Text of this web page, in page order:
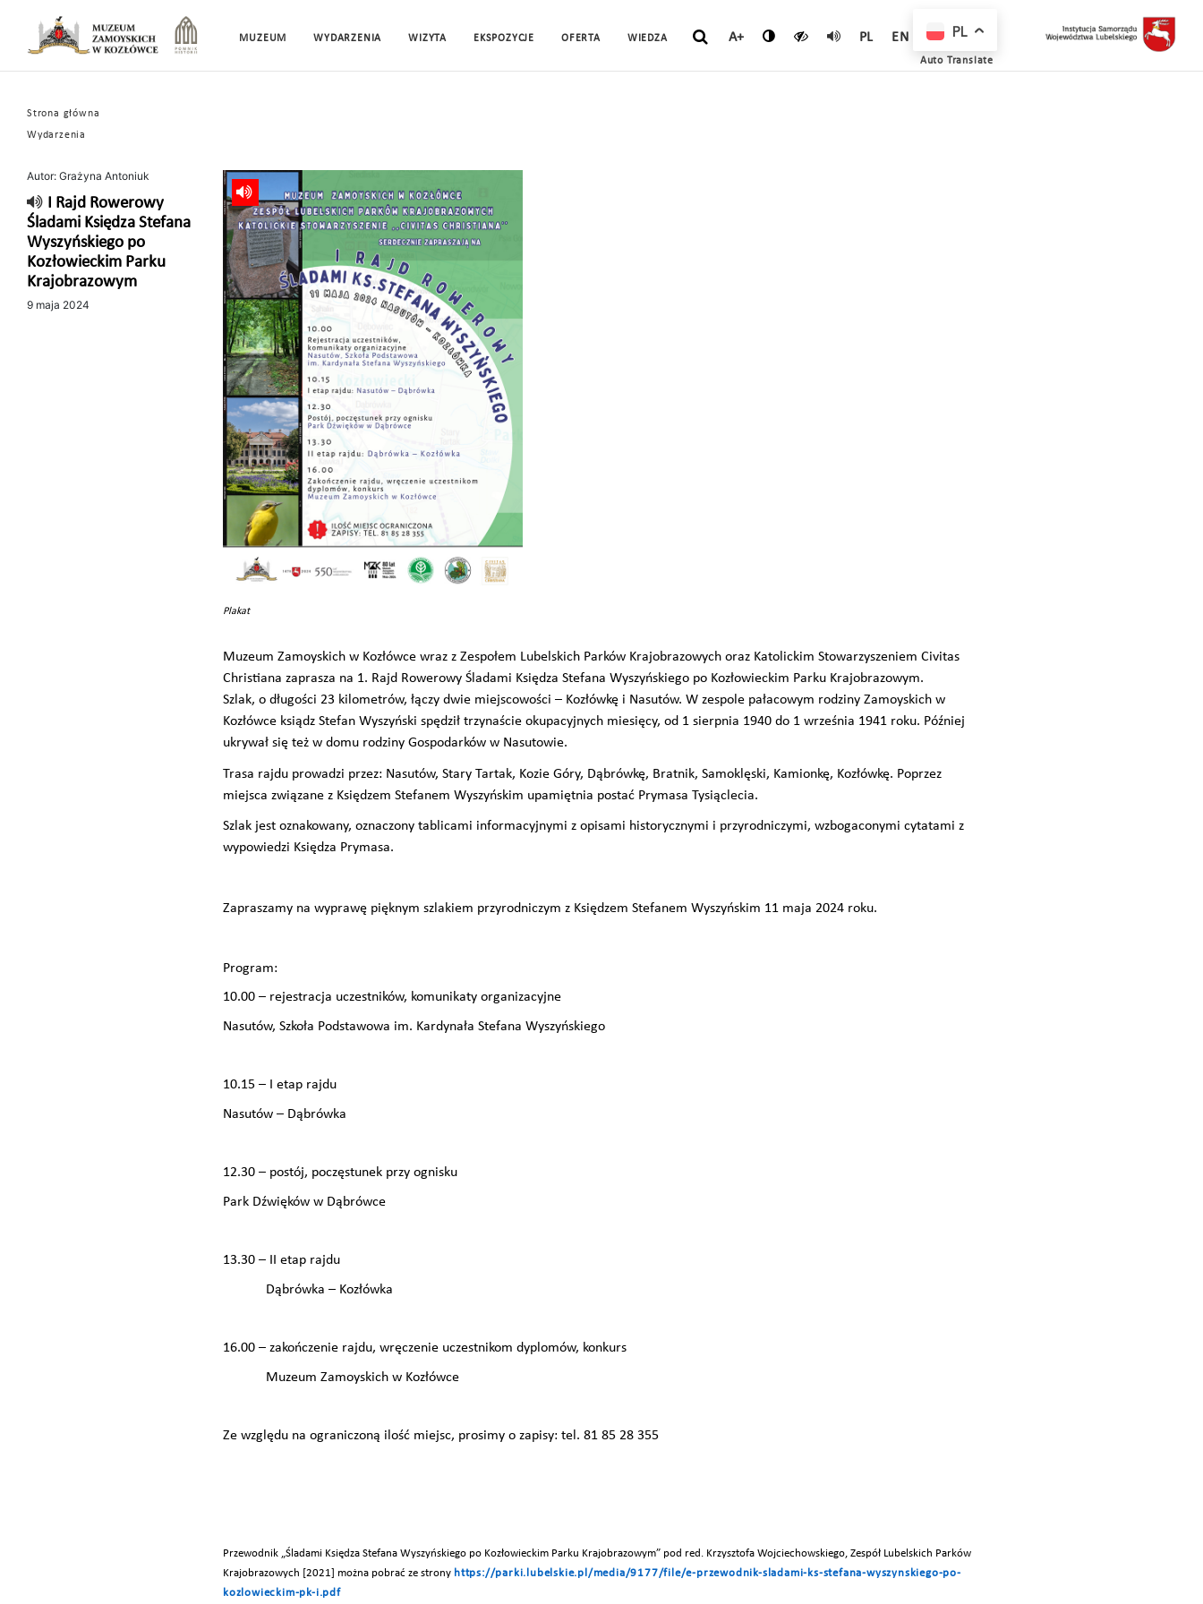
MUZEUM WYDARZENIA WIZYTA EKSPOZYCJE OFERTA WIEDZA A+ PL EN
Strona główna
Wydarzenia
Autor: Grażyna Antoniuk
I Rajd Rowerowy
Śladami Księdza Stefana
Wyszyńskiego po
Kozłowieckim Parku
Krajobrazowym
9 maja 2024
Plakat
Muzeum Zamoyskich w Kozłówce wraz z Zespołem Lubelskich Parków Krajobrazowych oraz Katolickim Stowarzyszeniem Civitas
Christiana zaprasza na 1. Rajd Rowerowy Śladami Księdza Stefana Wyszyńskiego po Kozłowieckim Parku Krajobrazowym.
Szlak, o długości 23 kilometrów, łączy dwie miejscowości – Kozłówkę i Nasutów. W zespole pałacowym rodziny Zamoyskich w
Kozłówce ksiądz Stefan Wyszyński spędził trzynaście okupacyjnych miesięcy, od 1 sierpnia 1940 do 1 września 1941 roku. Później
ukrywał się też w domu rodziny Gospodarków w Nasutowie.
Trasa rajdu prowadzi przez: Nasutów, Stary Tartak, Kozie Góry, Dąbrówkę, Bratnik, Samoklęski, Kamionkę, Kozłówkę. Poprzez
miejsca związane z Księdzem Stefanem Wyszyńskim upamiętnia postać Prymasa Tysiąclecia.
Szlak jest oznakowany, oznaczony tablicami informacyjnymi z opisami historycznymi i przyrodniczymi, wzbogaconymi cytatami z
wypowiedzi Księdza Prymasa.
Zapraszamy na wyprawę pięknym szlakiem przyrodniczym z Księdzem Stefanem Wyszyńskim 11 maja 2024 roku.
Program:
10.00 – rejestracja uczestników, komunikaty organizacyjne
Nasutów, Szkoła Podstawowa im. Kardynała Stefana Wyszyńskiego
10.15 – I etap rajdu
Nasutów – Dąbrówka
12.30 – postój, poczęstunek przy ognisku
Park Dźwięków w Dąbrówce
13.30 – II etap rajdu
Dąbrówka – Kozłówka
16.00 – zakończenie rajdu, wręczenie uczestnikom dyplomów, konkurs
Muzeum Zamoyskich w Kozłówce
Ze względu na ograniczoną ilość miejsc, prosimy o zapisy: tel. 81 85 28 355
Przewodnik „Śladami Księdza Stefana Wyszyńskiego po Kozłowieckim Parku Krajobrazowym” pod red. Krzysztofa Wojciechowskiego, Zespół Lubelskich Parków
Krajobrazowych [2021] można pobrać ze strony https://parki.lubelskie.pl/media/9177/file/e-przewodnik-sladami-ks-stefana-wyszynskiego-po-
kozlowieckim-pk-i.pdf
PL
Auto Translate